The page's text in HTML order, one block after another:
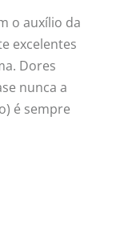
o auxílio da
excelentes
Dores
nunca a
é sempre